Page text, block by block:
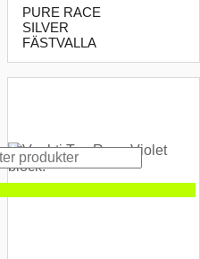
PURE RACE
SILVER
FÄSTVALLA